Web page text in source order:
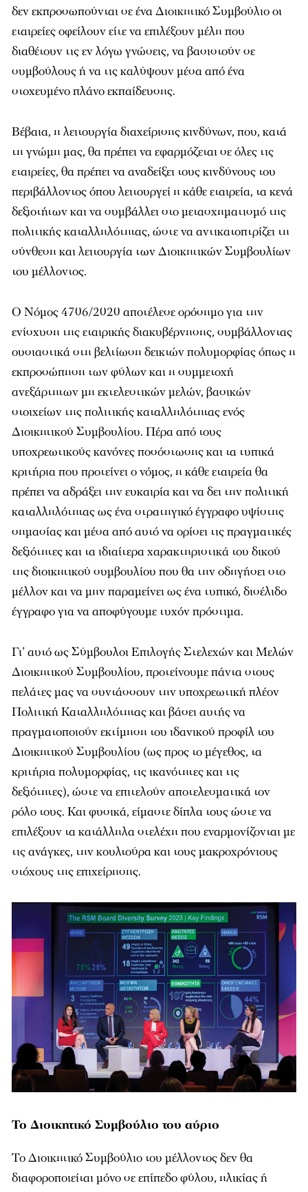
δεν εκπροσωπούνται σε ένα Διοικητικό Συμβούλιο οι
εταιρείες οφείλουν είτε να επιλέξουν μέλη που
διαθέτουν τις εν λόγω γνώσεις, να βασιστούν σε
συμβούλους ή να τις καλύψουν μέσα από ένα
στοχευμένο πλάνο εκπαίδευσης.
Βέβαια, η λειτουργία διαχείρισης κινδύνων, που, κατά
τη γνώμη μας, θα πρέπει να εφαρμόζεται σε όλες τις
εταιρείες, θα πρέπει να αναδείξει τους κινδύνους του
περιβάλλοντος όπου λειτουργεί η κάθε εταιρεία, τα κενά
δεξιοτήτων και να συμβάλλει στο μετασχηματισμό της
πολιτικής καταλληλότητας, ώστε να αντικατοπτρίζει τη
σύνθεση και λειτουργία των Διοικητικών Συμβουλίων
του μέλλοντος.
Ο Νόμος 4706/2020 αποτέλεσε ορόσημο για την
ενίσχυση της εταιρικής διακυβέρνησης, συμβάλλοντας
ουσιαστικά στη βελτίωση δεικτών πολυμορφίας όπως η
εκπροσώπηση των φύλων και η συμμετοχή
ανεξάρτητων μη εκτελεστικών μελών, βασικών
στοιχείων της πολιτικής καταλληλότητας ενός
Διοικητικού Συμβουλίου. Πέρα από τους
υποχρεωτικούς κανόνες ποσόστωσης και τα τυπικά
κριτήρια που προτείνει ο νόμος, η κάθε εταιρεία θα
πρέπει να αδράξει την ευκαιρία και να δει την πολιτική
καταλληλότητας ως ένα στρατηγικό έγγραφο υψίστης
σημασίας και μέσα από αυτό να ορίσει τις πραγματικές
δεξιότητες και τα ιδιαίτερα χαρακτηριστικά του δικού
της διοικητικού συμβουλίου που θα την οδηγήσει στο
μέλλον και να μην παραμείνει ως ένα τυπικό, δισέλιδο
έγγραφο για να αποφύγουμε τυχόν πρόστιμα.
Γι’ αυτό ως Σύμβουλοι Επιλογής Στελεχών και Μελών
Διοικητικού Συμβουλίου, προτείνουμε πάντα στους
πελάτες μας να συντάσσουν την υποχρεωτική πλέον
Πολιτική Καταλληλότητας και βάσει αυτής να
πραγματοποιούν εκτίμηση του ιδανικού προφίλ του
Διοικητικού Συμβουλίου (ως προς το μέγεθος, τα
κριτήρια πολυμορφίας, τις ικανότητες και τις
δεξιότητες), ώστε να επιτελούν αποτελεσματικά τον
ρόλο τους. Και φυσικά, είμαστε δίπλα τους ώστε να
επιλέξουν τα κατάλληλα στελέχη που εναρμονίζονται με
τις ανάγκες, την κουλτούρα και τους μακροχρόνιους
στόχους της επιχείρησης.
Το Διοικητικό Συμβούλιο του αύριο
Το Διοικητικό Συμβούλιο του μέλλοντος δεν θα
διαφοροποιείται μόνο σε επίπεδο φύλου, ηλικίας ή